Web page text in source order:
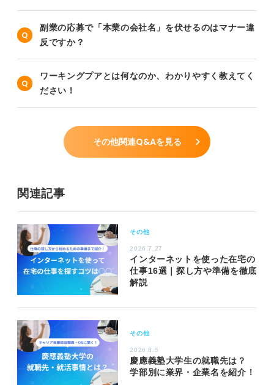
副業の応募で「本業の会社名」を伏せるのはマナー違
反ですか？
ワーキングプアとは何なのか、わかりやすく教えてく
ださい！
その他関連Q&Aを見る
関連記事
その他
2026.7.27
インターネットを使った在宅の
仕事16選｜探し方や準備を徹底
解説
その他
2026.8.5
慶應義塾大学生の就職先は？
学部別に業界・企業名を紹介！